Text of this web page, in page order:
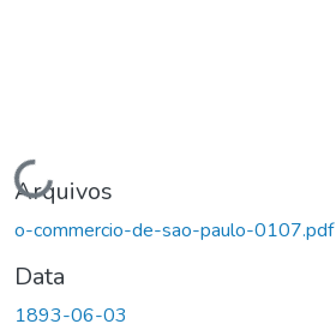
Carregando...
Arquivos
o-commercio-de-sao-paulo-0107.pdf
Data
1893-06-03